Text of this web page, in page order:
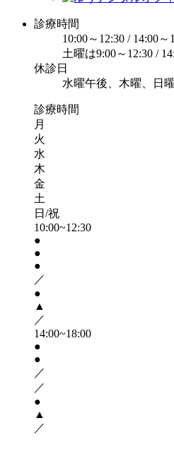
診療時間
10:00～12:30 / 14:00～
土曜は9:00～12:30 /
休診日
水曜午後、木曜、日
診療時間
月
火
水
木
金
土
日/祝
10:00~12:30
●
●
●
／
●
▲
／
14:00~18:00
●
●
／
／
●
▲
／